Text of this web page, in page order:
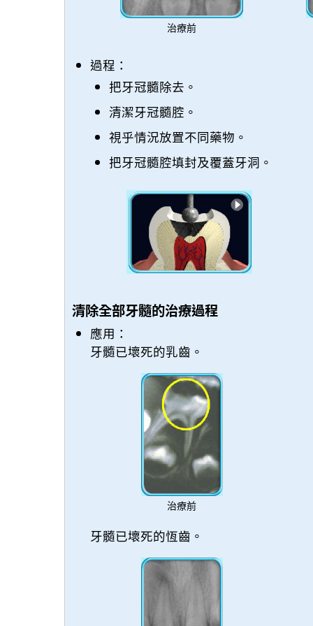
治療前
過程：
把牙冠髓除去。
清潔牙冠髓腔。
視乎情況放置不同藥物。
把牙冠髓腔填封及覆蓋牙洞。
清除全部牙髓的治療過程
應用：
牙髓已壞死的乳齒。
治療前
牙髓已壞死的恆齒。